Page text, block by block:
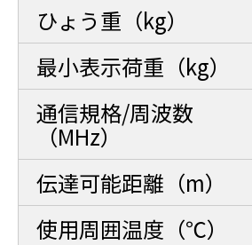
ひょう重（kg）
最小表示荷重（kg）
通信規格/周波数
（MHz）
伝達可能距離（m）
使用周囲温度（℃）